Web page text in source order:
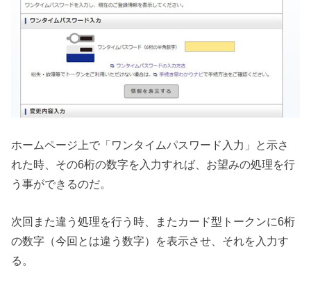
ホームページ上で「ワンタイムパスワード入力」と示さ
れた時、その6桁の数字を入力すれば、お望みの処理を行
う事ができるのだ。
次回また違う処理を行う時、またカード型トークンに6桁
の数字（今回とは違う数字）を表示させ、それを入力す
る。